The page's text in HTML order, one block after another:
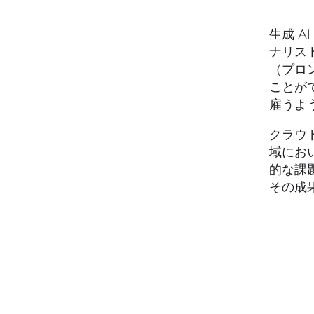
生成 AI
ナリス
（プ
ことが
雇うよ
クラウ
域にお
的な課
その成